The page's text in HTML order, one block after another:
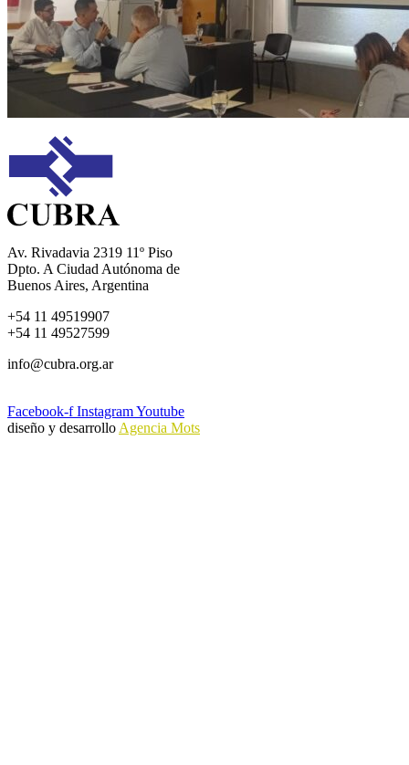
Av. Rivadavia 2319 11º Piso
Dpto. A Ciudad Autónoma de
Buenos Aires, Argentina
+54 11 49519907
+54 11 49527599
info@cubra.org.ar
Facebook-f InstagramYoutube
diseño y desarrollo Agencia Mots